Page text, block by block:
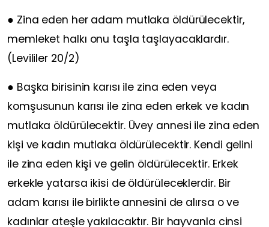
● Zina eden her adam mutlaka öldürülecektir,
memleket halkı onu taşla taşlayacaklardır.
(Levililer 20/2)
● Başka birisinin karısı ile zina eden veya
komşusunun karısı ile zina eden erkek ve kadın
mutlaka öldürülecektir. Üvey annesi ile zina eden
kişi ve kadın mutlaka öldürülecektir. Kendi gelini
ile zina eden kişi ve gelin öldürülecektir. Erkek
erkekle yatarsa ikisi de öldürüleceklerdir. Bir
adam karısı ile birlikte annesini de alırsa o ve
kadınlar ateşle yakılacaktır. Bir hayvanla cinsi